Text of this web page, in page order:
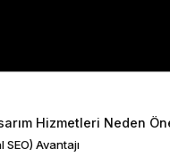
Hizmetleri Neden
SEO) Avantajı